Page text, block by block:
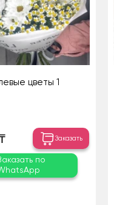
цветы 1
Заказать
по